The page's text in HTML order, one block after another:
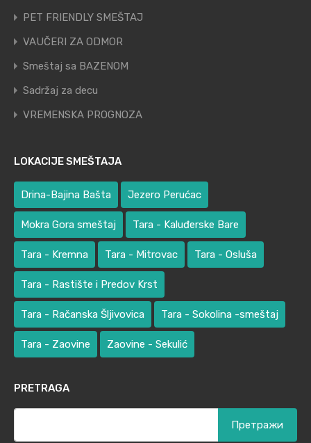
PET FRIENDLY SMEŠTAJ
VAUČERI ZA ODMOR
Smeštaj sa BAZENOM
Sadržaj za decu
VREMENSKA PROGNOZA
LOKACIJE SMEŠTAJA
Drina-Bajina Bašta Jezero Perućac
Mokra Gora smeštaj Tara - Kaluđerske Bare
Tara - Kremna Tara - Mitrovac Tara - Osluša
Tara - Rastište i Predov Krst
Tara - Račanska Šljivovica Tara - Sokolina -smeštaj
Tara - Zaovine Zaovine - Sekulić
PRETRAGA